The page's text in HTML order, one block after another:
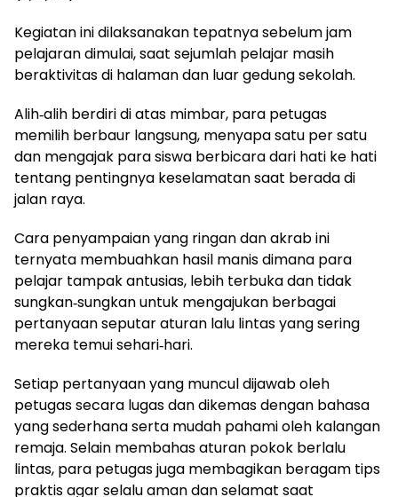
Kegiatan ini dilaksanakan tepatnya sebelum jam
pelajaran dimulai, saat sejumlah pelajar masih
beraktivitas di halaman dan luar gedung sekolah.
Alih‑alih berdiri di atas mimbar, para petugas
memilih berbaur langsung, menyapa satu per satu
dan mengajak para siswa berbicara dari hati ke hati
tentang pentingnya keselamatan saat berada di
jalan raya.
Cara penyampaian yang ringan dan akrab ini
ternyata membuahkan hasil manis dimana para
pelajar tampak antusias, lebih terbuka dan tidak
sungkan‑sungkan untuk mengajukan berbagai
pertanyaan seputar aturan lalu lintas yang sering
mereka temui sehari‑hari.
Setiap pertanyaan yang muncul dijawab oleh
petugas secara lugas dan dikemas dengan bahasa
yang sederhana serta mudah pahami oleh kalangan
remaja. Selain membahas aturan pokok berlalu
lintas, para petugas juga membagikan beragam tips
praktis agar selalu aman dan selamat saat